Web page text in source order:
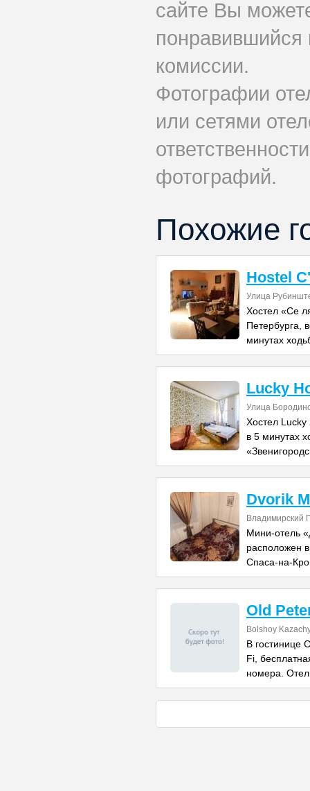
сайте Вы
понравившийся
комиссии.
Фотографии
или сетями
фотографий.
Похожие
Hostel
Улица
Хостел «Се
Петербурга,
минутах
Lucky
Улица
Хостел Lucky
в 5 минутах
Dvorik
Владимирский
Мини-отель
расположен
Спаса-на-
Old
Bolshoy
В гостинице
Fi,
номера.